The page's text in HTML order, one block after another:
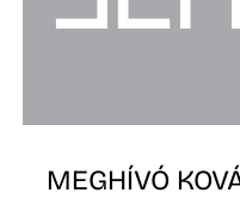
MEGHÍVÓ